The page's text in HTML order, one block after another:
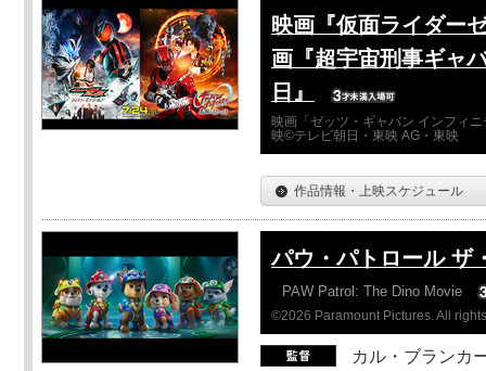
映画『仮面ライダー
画『超宇宙刑事ギャ
日』
映画「ゼッツ・ギャバン インフィ
映©テレビ朝日・東映 AG・東映
作品情報・上映スケジュール
パウ・パトロール ザ
PAW Patrol: The Dino Movie
©2026 Paramount Pictures. All
カル・ブランカ